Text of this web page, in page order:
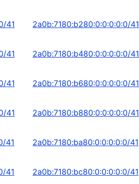
41 2a0b:7180:b280:0:0:0:0:0/41
41 2a0b:7180:b480:0:0:0:0:0/41
41 2a0b:7180:b680:0:0:0:0:0/41
41 2a0b:7180:b880:0:0:0:0:0/41
41 2a0b:7180:ba80:0:0:0:0:0/41
41 2a0b:7180:bc80:0:0:0:0:0/41